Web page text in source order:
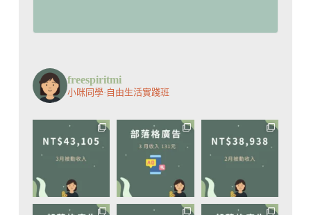
freespiritmi
小咪同學·自由生活實踐班